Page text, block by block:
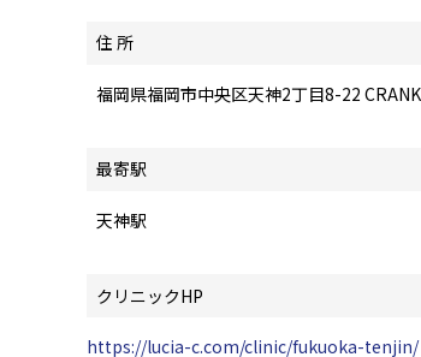
住 所
福岡県福岡市中央区天神2丁目8-22
最寄駅
天神駅
クリニックHP
https://lucia-c.com/clinic/fukuoka-tenjin/